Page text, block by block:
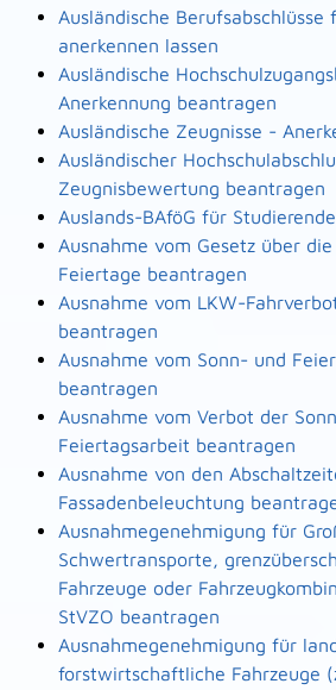
Ausländische
anerkennen lassen
Ausländische
Anerkennung beantragen
Ausländische Zeugnisse -
Ausländischer
Zeugnisbewertung beantragen
Auslands-BAföG für
Ausnahme vom Gesetz über
Feiertage beantragen
Ausnahme vom LKW-
beantragen
Ausnahme vom Sonn- und
beantragen
Ausnahme vom Verbot der
Feiertagsarbeit beantragen
Ausnahme von den
Fassadenbeleuchtung
Ausnahmegenehmigung für
Schwertransporte,
Fahrzeuge oder
StVZO beantragen
Ausnahmegenehmigung für
forstwirtschaftliche Fahrzeuge